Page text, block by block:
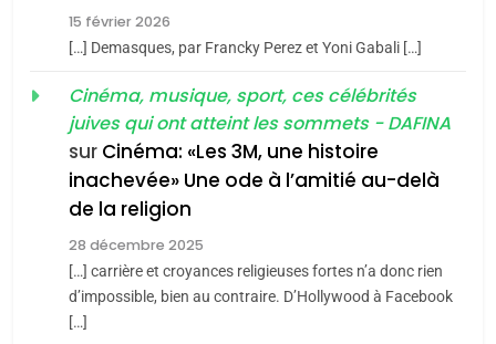
«Tu dis génocide, je dis
guerre»: La nouvelle
chanson de Boy George
ISRAÉL JUDAISME
15 février 2026
[…] Demasques, par Francky Perez et Yoni Gabali […]
Cinéma, musique, sport, ces célébrités
juives qui ont atteint les sommets - DAFINA
sur Cinéma: «Les 3M, une histoire
inachevée» Une ode à l’amitié au-delà
de la religion
28 décembre 2025
[…] carrière et croyances religieuses fortes n’a donc rien
d’impossible, bien au contraire. D’Hollywood à Facebook
[…]
meurtrière selon le rapport
l’antisémitisme
FIÈRE, DIGNE ET RÉSILIENTE :
POURQUOI JE REVENDIQUE
MA JUDAÏTE par Thérèse
Zrihen-Dvir
ISRAÉL
CE QUI NOUS MANQUE –